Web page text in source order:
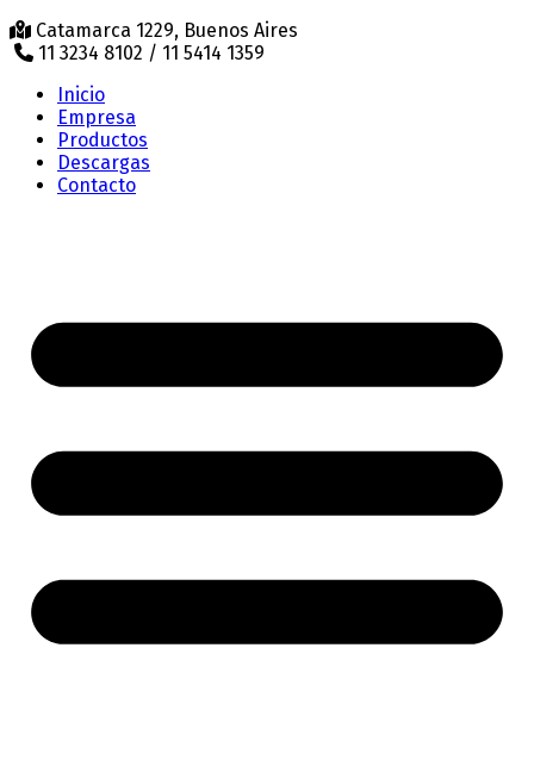
Catamarca 1229, Buenos Aires
11 3234 8102 / 11 5414 1359
Inicio
Empresa
Productos
Descargas
Contacto